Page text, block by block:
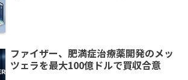
ファイザー、肥満症治療薬開発のメッ
ツェラを最大100億ドルで買収合意